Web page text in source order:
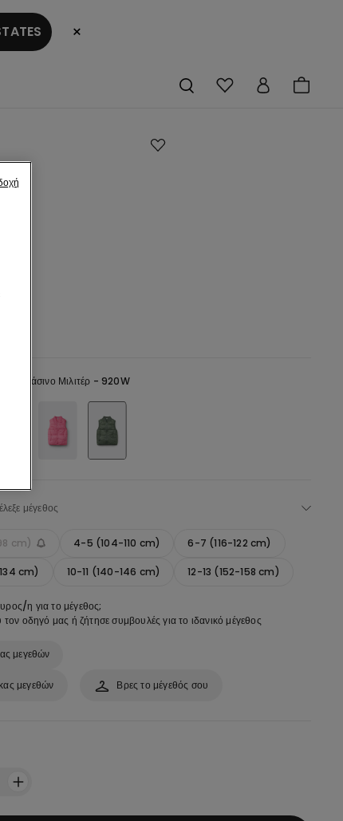
×
- Πράσινο Μιλιτέρ - 920W
μέγεθος
cm) 4-5 (104-110 cm) 6-7 (116-122 cm)
cm) 10-11 (140-146 cm) 12-13 (152-158 cm)
η για το μέγεθος;
οδηγό μας ή ζήτησε συμβουλές για το ιδανικό μέγεθος
μεγεθών
Βρες το μέγεθός σου
μεγεθών